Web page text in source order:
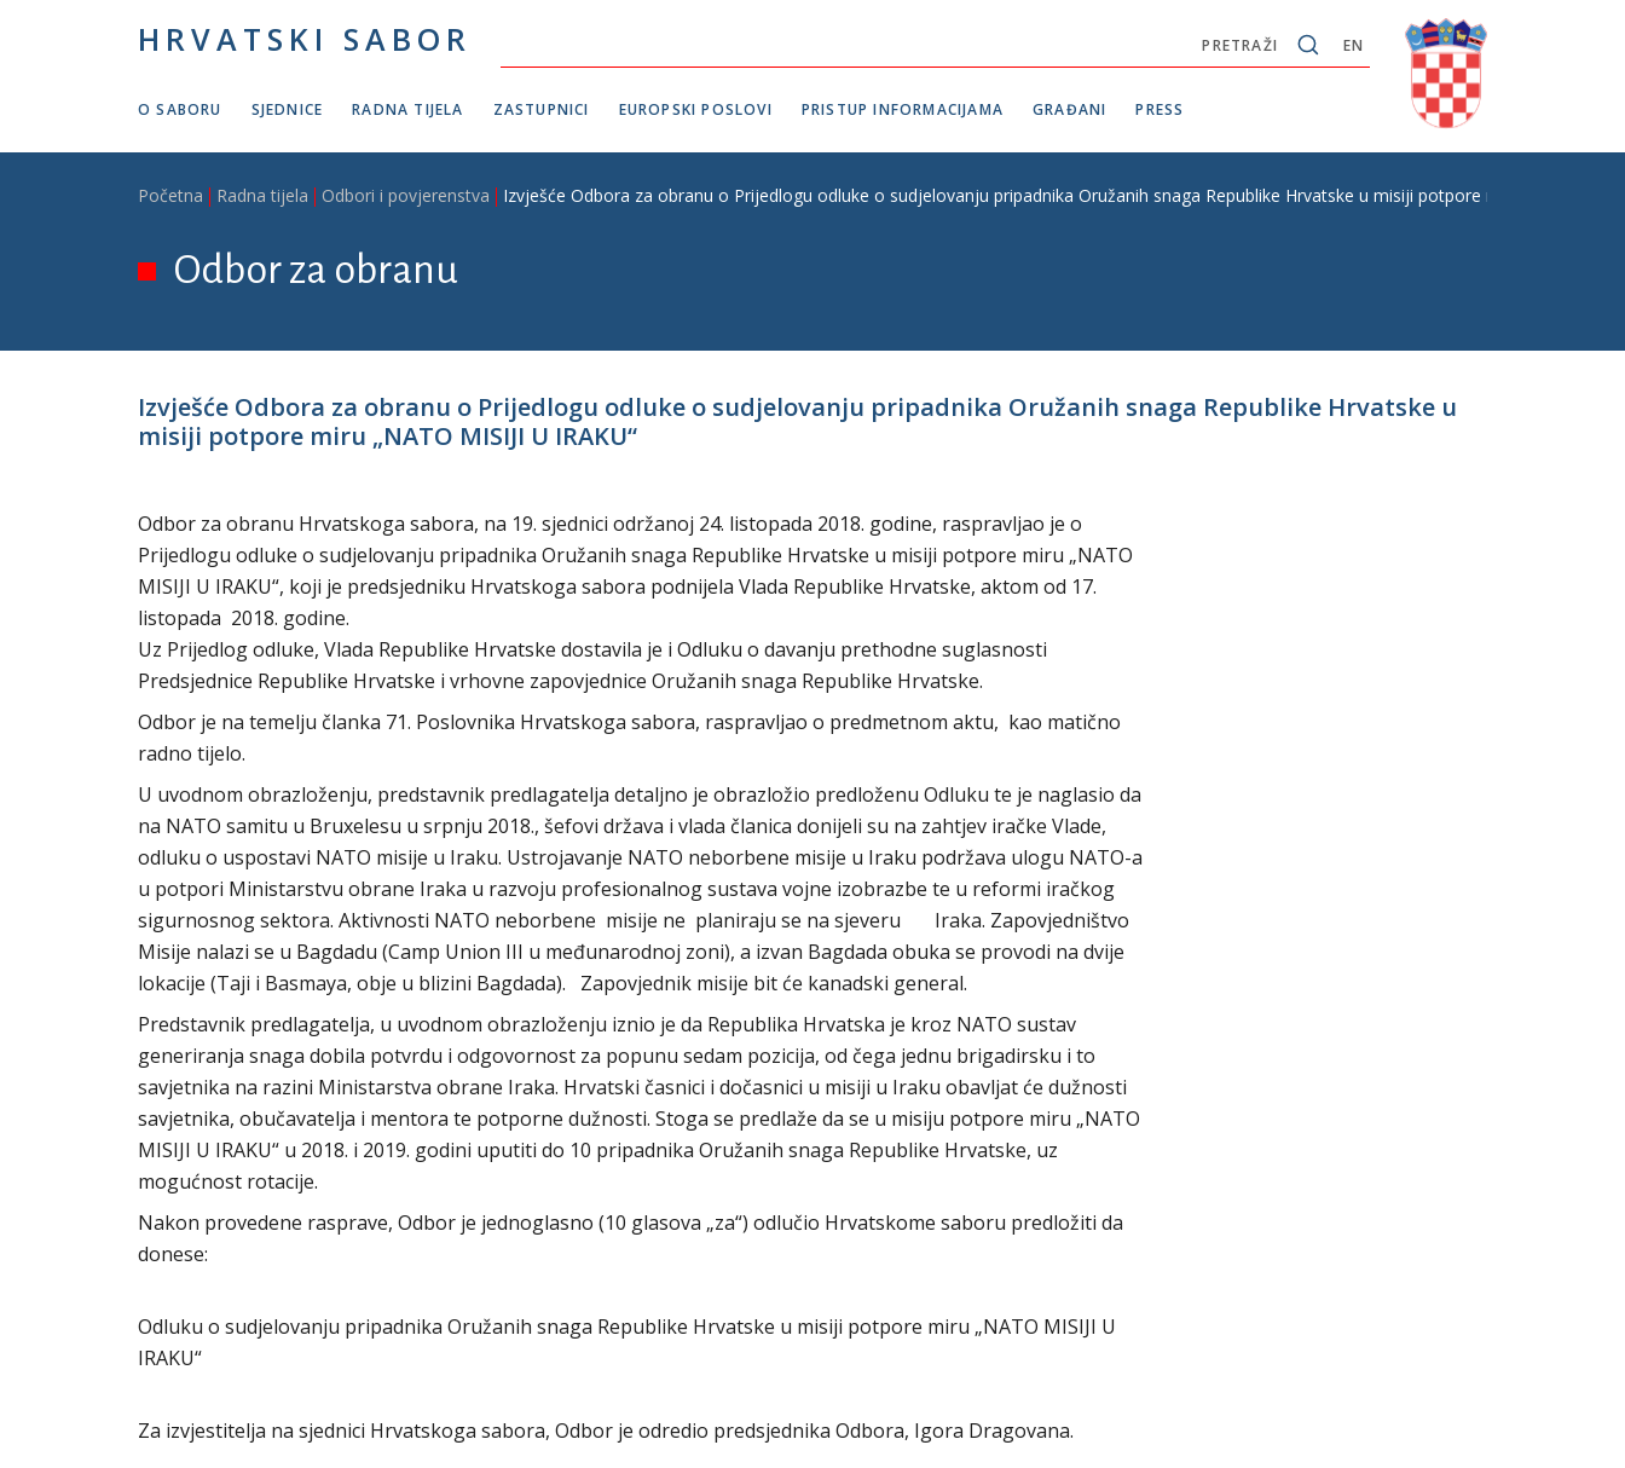
HRVATSKI SABOR EN
PRETRAŽI
O SABORU SJEDNICE RADNA TIJELA ZASTUPNICI EUROPSKI POSLOVI PRISTUP INFORMACIJAMA GRAĐANI PRESS
Breadcrumb
Početna Radna tijela Odbori i povjerenstva Izvješće Odbora za obranu o Prijedlogu odluke o sudjelovanju pripadnika Oružanih snaga Republike Hrvatske u misiji potpore miru „NATO
Odbor za obranu
Izvješće Odbora za obranu o Prijedlogu odluke o sudjelovanju pripadnika Oružanih snaga Republike Hrvatske u
misiji potpore miru „NATO MISIJI U IRAKU“
Odbor za obranu Hrvatskoga sabora, na 19. sjednici održanoj 24. listopada 2018. godine, raspravljao je o
Prijedlogu odluke o sudjelovanju pripadnika Oružanih snaga Republike Hrvatske u misiji potpore miru „NATO
MISIJI U IRAKU“, koji je predsjedniku Hrvatskoga sabora podnijela Vlada Republike Hrvatske, aktom od 17.
listopada 2018. godine.
Uz Prijedlog odluke, Vlada Republike Hrvatske dostavila je i Odluku o davanju prethodne suglasnosti
Predsjednice Republike Hrvatske i vrhovne zapovjednice Oružanih snaga Republike Hrvatske.
Odbor je na temelju članka 71. Poslovnika Hrvatskoga sabora, raspravljao o predmetnom aktu, kao matično
radno tijelo.
U uvodnom obrazloženju, predstavnik predlagatelja detaljno je obrazložio predloženu Odluku te je naglasio da
na NATO samitu u Bruxelesu u srpnju 2018., šefovi država i vlada članica donijeli su na zahtjev iračke Vlade,
odluku o uspostavi NATO misije u Iraku. Ustrojavanje NATO neborbene misije u Iraku podržava ulogu NATO-a
u potpori Ministarstvu obrane Iraka u razvoju profesionalnog sustava vojne izobrazbe te u reformi iračkog
sigurnosnog sektora. Aktivnosti NATO neborbene misije ne planiraju se na sjeveru Iraka. Zapovjedništvo
Misije nalazi se u Bagdadu (Camp Union III u međunarodnoj zoni), a izvan Bagdada obuka se provodi na dvije
lokacije (Taji i Basmaya, obje u blizini Bagdada). Zapovjednik misije bit će kanadski general.
Predstavnik predlagatelja, u uvodnom obrazloženju iznio je da Republika Hrvatska je kroz NATO sustav
generiranja snaga dobila potvrdu i odgovornost za popunu sedam pozicija, od čega jednu brigadirsku i to
savjetnika na razini Ministarstva obrane Iraka. Hrvatski časnici i dočasnici u misiji u Iraku obavljat će dužnosti
savjetnika, obučavatelja i mentora te potporne dužnosti. Stoga se predlaže da se u misiju potpore miru „NATO
MISIJI U IRAKU“ u 2018. i 2019. godini uputiti do 10 pripadnika Oružanih snaga Republike Hrvatske, uz
mogućnost rotacije.
Nakon provedene rasprave, Odbor je jednoglasno (10 glasova „za“) odlučio Hrvatskome saboru predložiti da
donese:
Odluku o sudjelovanju pripadnika Oružanih snaga Republike Hrvatske u misiji potpore miru „NATO MISIJI U
IRAKU“
Za izvjestitelja na sjednici Hrvatskoga sabora, Odbor je odredio predsjednika Odbora, Igora Dragovana.